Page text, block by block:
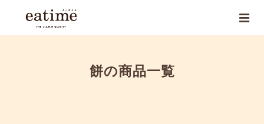
餅の商品一覧